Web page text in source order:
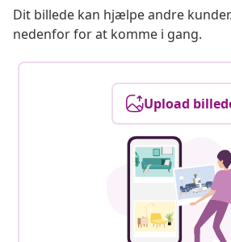
Dit billede kan hjælpe andre
nedenfor for at komme i gang.
Upload